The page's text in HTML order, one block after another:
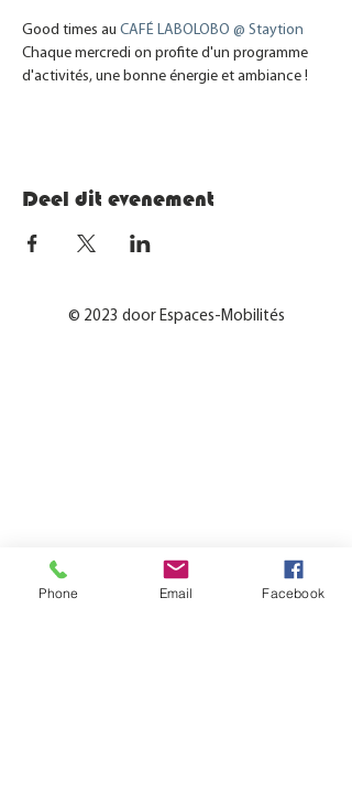
Good times au CAFÉ LABOLOBO @ Staytion
Chaque mercredi on profite d'un programme
d'activités, une bonne énergie et ambiance !
Deel dit evenement
© 2023 door Espaces-Mobilités
Phone Email Facebook